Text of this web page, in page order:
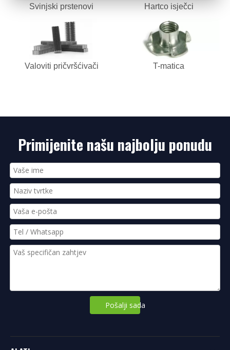
Svinjski prstenovi Hartco isječci
Valoviti pričvršćivači T-matica
Primijenite našu najbolju ponudu
Pošalji sada